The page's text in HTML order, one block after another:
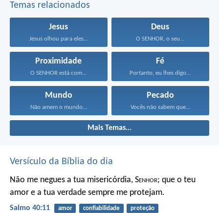
Temas relacionados
Jesus
Jesus olhou para eles...
Deus
O SENHOR, o seu...
Proximidade
O SENHOR está com...
Fé
Portanto, eu lhes digo...
Mundo
Não amem o mundo...
Pecado
Vocês não sabem que...
Mais Temas...
Versículo da Bíblia do dia
Não me negues a tua misericórdia, Senhor; que o teu
amor e a tua verdade sempre me protejam.
Salmo 40:11 amor confiabilidade proteção